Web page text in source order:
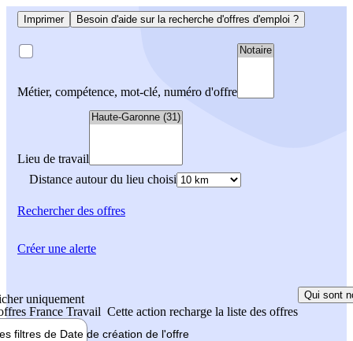
Imprimer Besoin d'aide sur la recherche d'offres d'emploi ?
Métier, compétence, mot-clé, numéro d'offre
Lieu de travail
Distance autour du lieu choisi
Rechercherdes offres
uniquement
France Travail Cette action recharge la liste des offres
Qui sont
filtres de Date de création de l'offre
Créer une alerte